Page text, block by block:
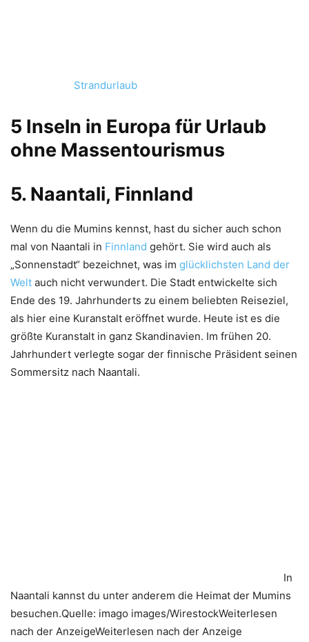
Strandurlaub
5 Inseln in Europa für Urlaub
ohne Massentourismus
5. Naantali, Finnland
Wenn du die Mumins kennst, hast du sicher auch schon
mal von Naantali in Finnland gehört. Sie wird auch als
„Sonnenstadt“ bezeichnet, was im glücklichsten Land der
Welt auch nicht verwundert. Die Stadt entwickelte sich
Ende des 19. Jahrhunderts zu einem beliebten Reiseziel,
als hier eine Kuranstalt eröffnet wurde. Heute ist es die
größte Kuranstalt in ganz Skandinavien. Im frühen 20.
Jahrhundert verlegte sogar der finnische Präsident seinen
Sommersitz nach Naantali.
In
Naantali kannst du unter anderem die Heimat der Mumins
besuchen.Quelle: imago images/WirestockWeiterlesen
nach der AnzeigeWeiterlesen nach der Anzeige